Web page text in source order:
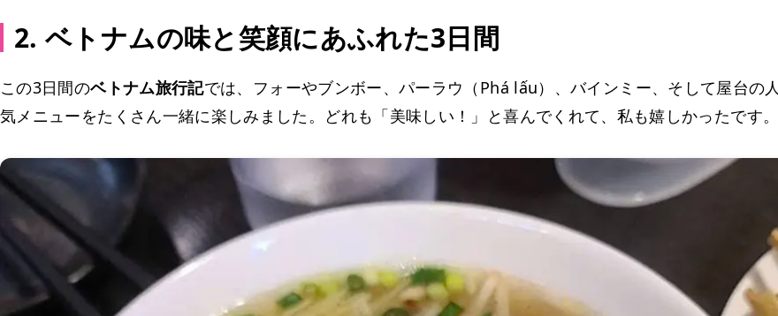
2. ベトナムの味と笑顔にあふれた3日間
この3日間のベトナム旅行記では、フォーやブンボー、パーラウ（Phá lấu）、バインミー、そして屋台の人
気メニューをたくさん一緒に楽しみました。どれも「美味しい！」と喜んでくれて、私も嬉しかったです。